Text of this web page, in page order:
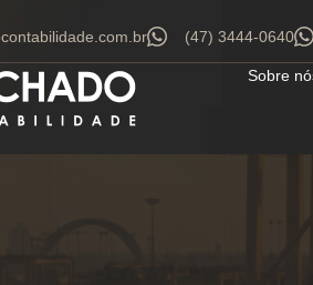
(47) 3444-0640
Sobre